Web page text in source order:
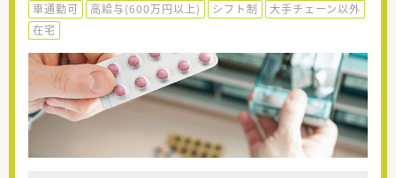
車通勤可
高給与(600万円以上) シフト制
大手チェーン以外
在宅